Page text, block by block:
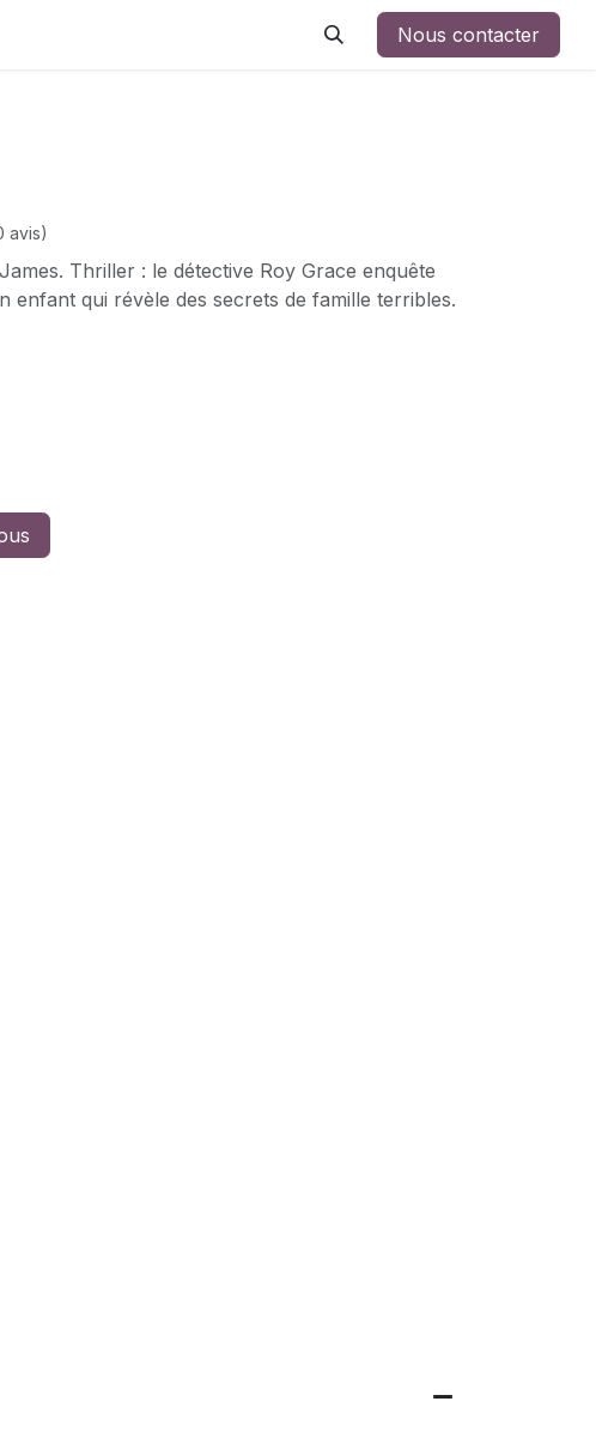
Nous contacter
avis)
Thriller : le détective Roy Grace enquête
enfant qui révèle des secrets de famille terribles.